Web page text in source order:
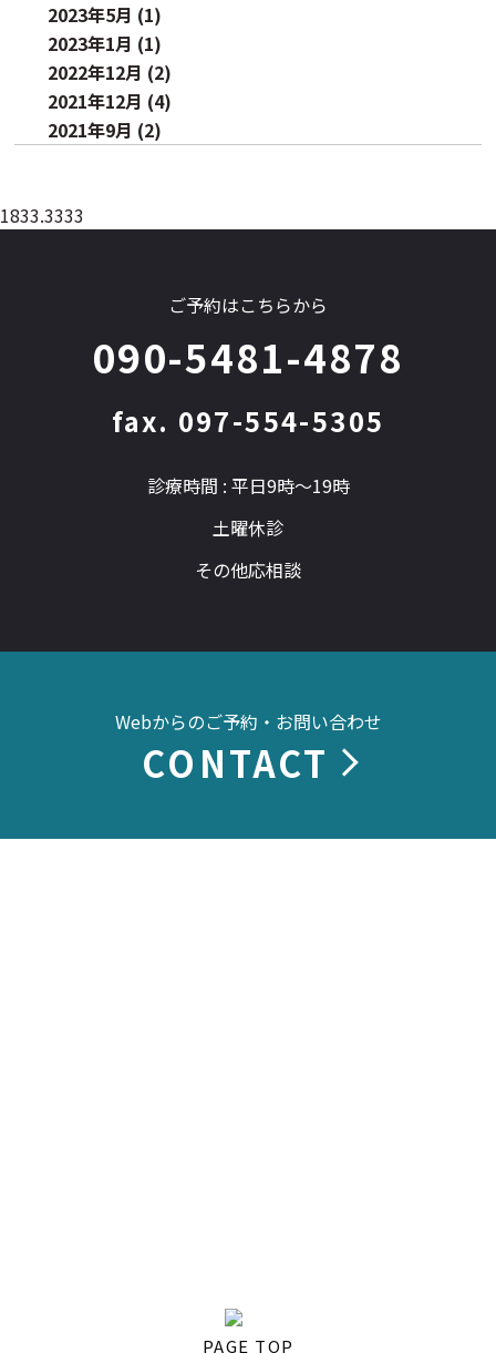
2023年5月 (1)
2023年1月 (1)
2022年12月 (2)
2021年12月 (4)
2021年9月 (2)
1833.3333
ご予約はこちらから
090-5481-4878
fax. 097-554-5305
診療時間 : 平日9時～19時
土曜休診
その他応相談
Webからのご予約・お問い合わせ
CONTACT
PAGE TOP